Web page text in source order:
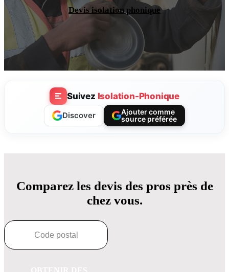
Devis isolation phonique
Suivez Isolation-Phonique
Discover
Ajouter comme
source préférée
Comparez les devis des pros près de
chez vous.